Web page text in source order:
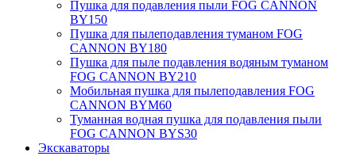
Пушка для подавления пыли FOG CANNON
BY150
Пушка для пылеподавления туманом FOG
CANNON BY180
Пушка для пыле подавления водяным туманом
FOG CANNON BY210
Мобильная пушка для пылеподавления FOG
CANNON BYM60
Туманная водная пушка для подавления пыли
FOG CANNON BYS30
Экскаваторы